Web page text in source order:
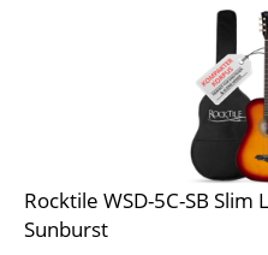
Rocktile WSD-5C-SB
Sunburst